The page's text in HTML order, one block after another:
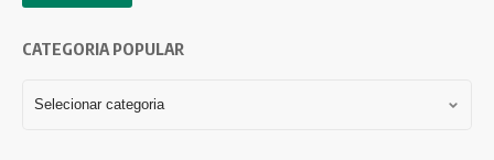
CATEGORIA POPULAR